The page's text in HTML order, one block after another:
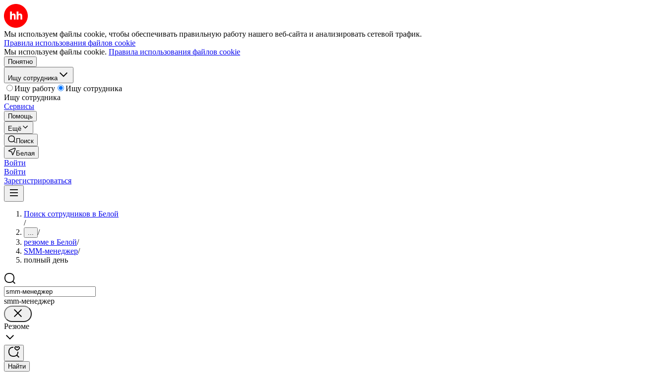
Мы используем файлы cookie, чтобы обеспечивать правильную работу нашего веб-сайта и анализировать сетевой трафик.
Правила использования файлов cookie
Мы используем файлы cookie. Правила использования файлов cookie
Понятно
Ищу сотрудника
Ищу работу
Ищу сотрудника
Ищу сотрудника
Сервисы
Помощь
Ещё
Поиск
Белая
Войти
Войти
Зарегистрироваться
Поиск сотрудников в Белой
/
... /
резюме в Белой/
SMM-менеджер/
полный день
smm-менеджер
Резюме
Найти